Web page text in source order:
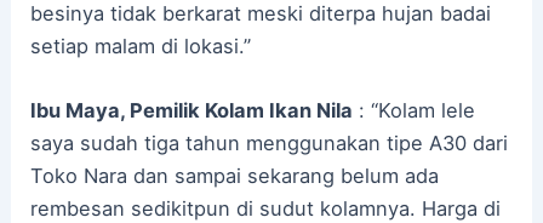
besinya tidak berkarat meski diterpa hujan badai
setiap malam di lokasi.”
Ibu Maya, Pemilik Kolam Ikan Nila : “Kolam lele
saya sudah tiga tahun menggunakan tipe A30 dari
Toko Nara dan sampai sekarang belum ada
rembesan sedikitpun di sudut kolamnya. Harga di